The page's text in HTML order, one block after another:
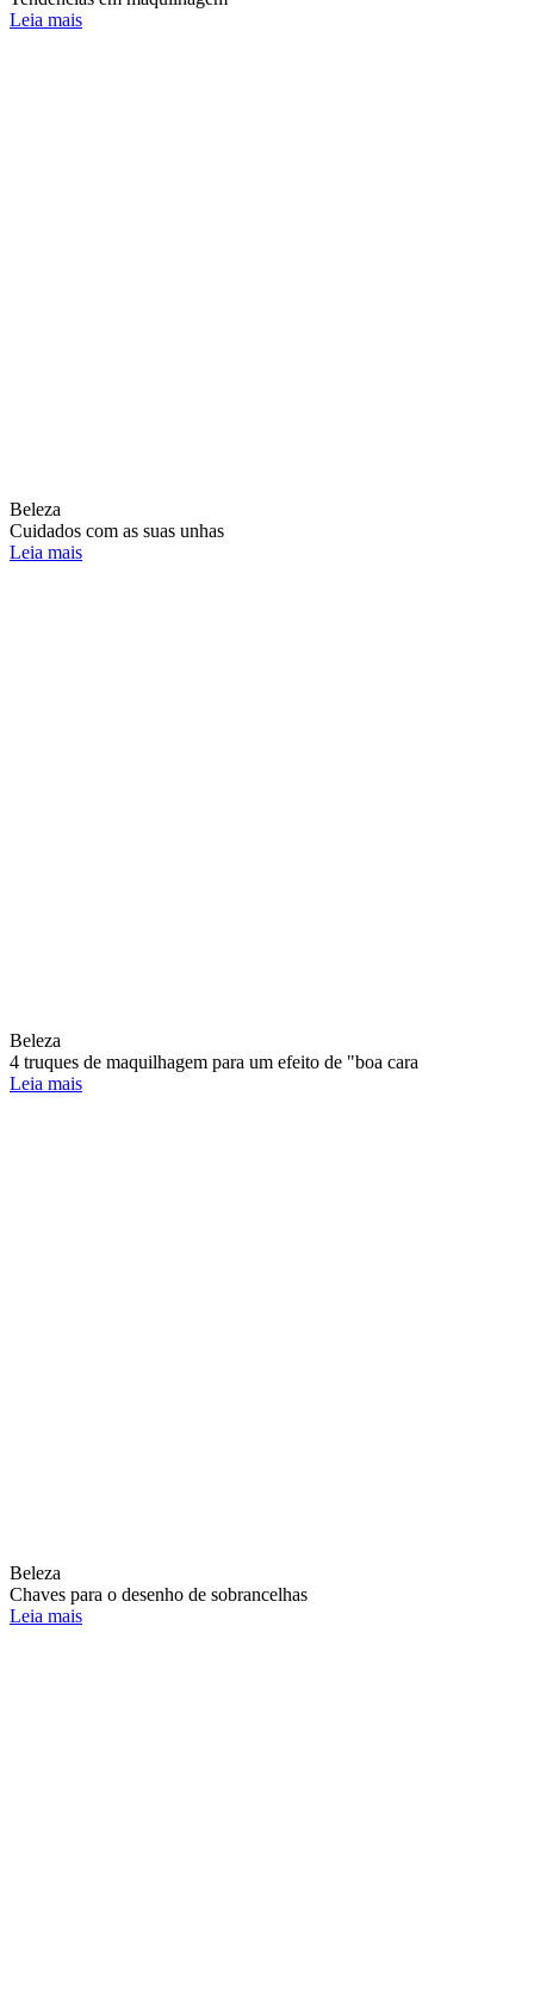
Leia mais
Beleza
Cuidados com as suas unhas
Leia mais
Beleza
4 truques de maquilhagem para um efeito de "boa cara
Leia mais
Beleza
Chaves para o desenho de sobrancelhas
Leia mais